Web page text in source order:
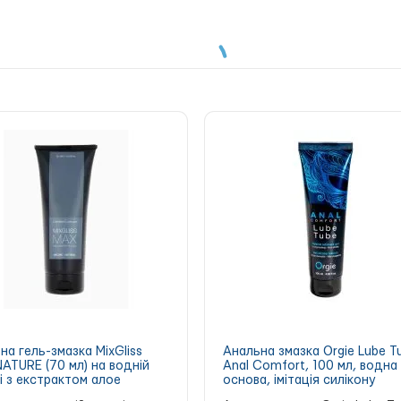
лубрикантом Tenga Hole Lotion Real. Ця японська змазка
Hydroxyethyl Cellulose, Phenoxyethanol, EDTA-2Na,
гель-змазка MixGliss
(70 мл) на водній
з екстрактом алое
Анальна змазка Orgie Lube
Anal Comfort, 100 мл, водна
основа, імітація силікону